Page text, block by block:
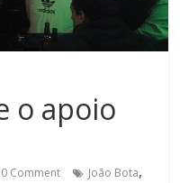
o apoio
0 Comment João Bota,